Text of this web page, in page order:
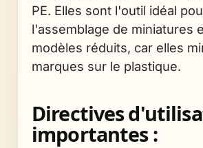
PE. Elles sont l'outil idéal
l'assemblage de miniatures
modèles réduits, car elles
marques sur le plastique.
Directives
importantes :